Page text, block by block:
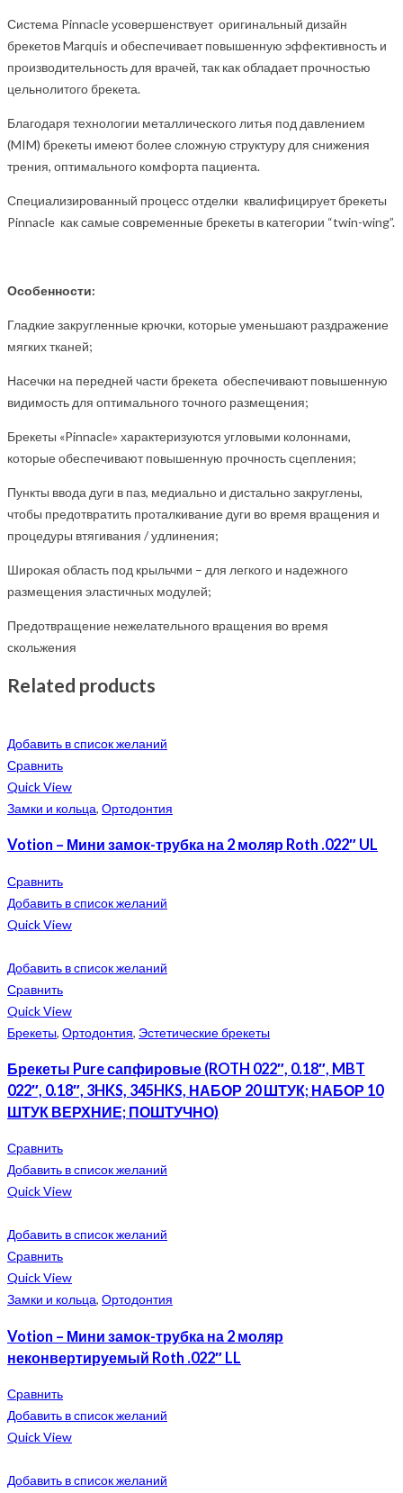
Система Pinnacle усовершенствует оригинальный дизайн
брекетов Marquis и обеспечивает повышенную эффективность и
производительность для врачей, так как обладает прочностью
цельнолитого брекета.
Благодаря технологии металлического литья под давлением
(MIM) брекеты имеют более сложную структуру для снижения
трения, оптимального комфорта пациента.
Специализированный процесс отделки квалифицирует брекеты
Pinnacle как самые современные брекеты в категории “twin-wing”.
Особенности:
Гладкие закругленные крючки, которые уменьшают раздражение
мягких тканей;
Насечки на передней части брекета обеспечивают повышенную
видимость для оптимального точного размещения;
Брекеты «Pinnacle» характеризуются угловыми колоннами,
которые обеспечивают повышенную прочность сцепления;
Пункты ввода дуги в паз, медиально и дистально закруглены,
чтобы предотвратить проталкивание дуги во время вращения и
процедуры втягивания / удлинения;
Широкая область под крыльчми – для легкого и надежного
размещения эластичных модулей;
Предотвращение нежелательного вращения во время
скольжения
Related products
Добавить в список желаний
Сравнить
Quick View
Замки и кольца, Ортодонтия
Votion – Мини замок-трубка на 2 моляр Roth .022″ UL
Сравнить
Добавить в список желаний
Quick View
Добавить в список желаний
Сравнить
Quick View
Брекеты, Ортодонтия, Эстетические брекеты
Брекеты Pure сапфировые (ROTH 022″, 0.18″, MBT
022″, 0.18″, 3HKS, 345HKS, НАБОР 20 ШТУК; НАБОР 10
ШТУК ВЕРХНИЕ; ПОШТУЧНО)
Сравнить
Добавить в список желаний
Quick View
Добавить в список желаний
Сравнить
Quick View
Замки и кольца, Ортодонтия
Votion – Мини замок-трубка на 2 моляр
неконвертируемый Roth .022″ LL
Сравнить
Добавить в список желаний
Quick View
Добавить в список желаний